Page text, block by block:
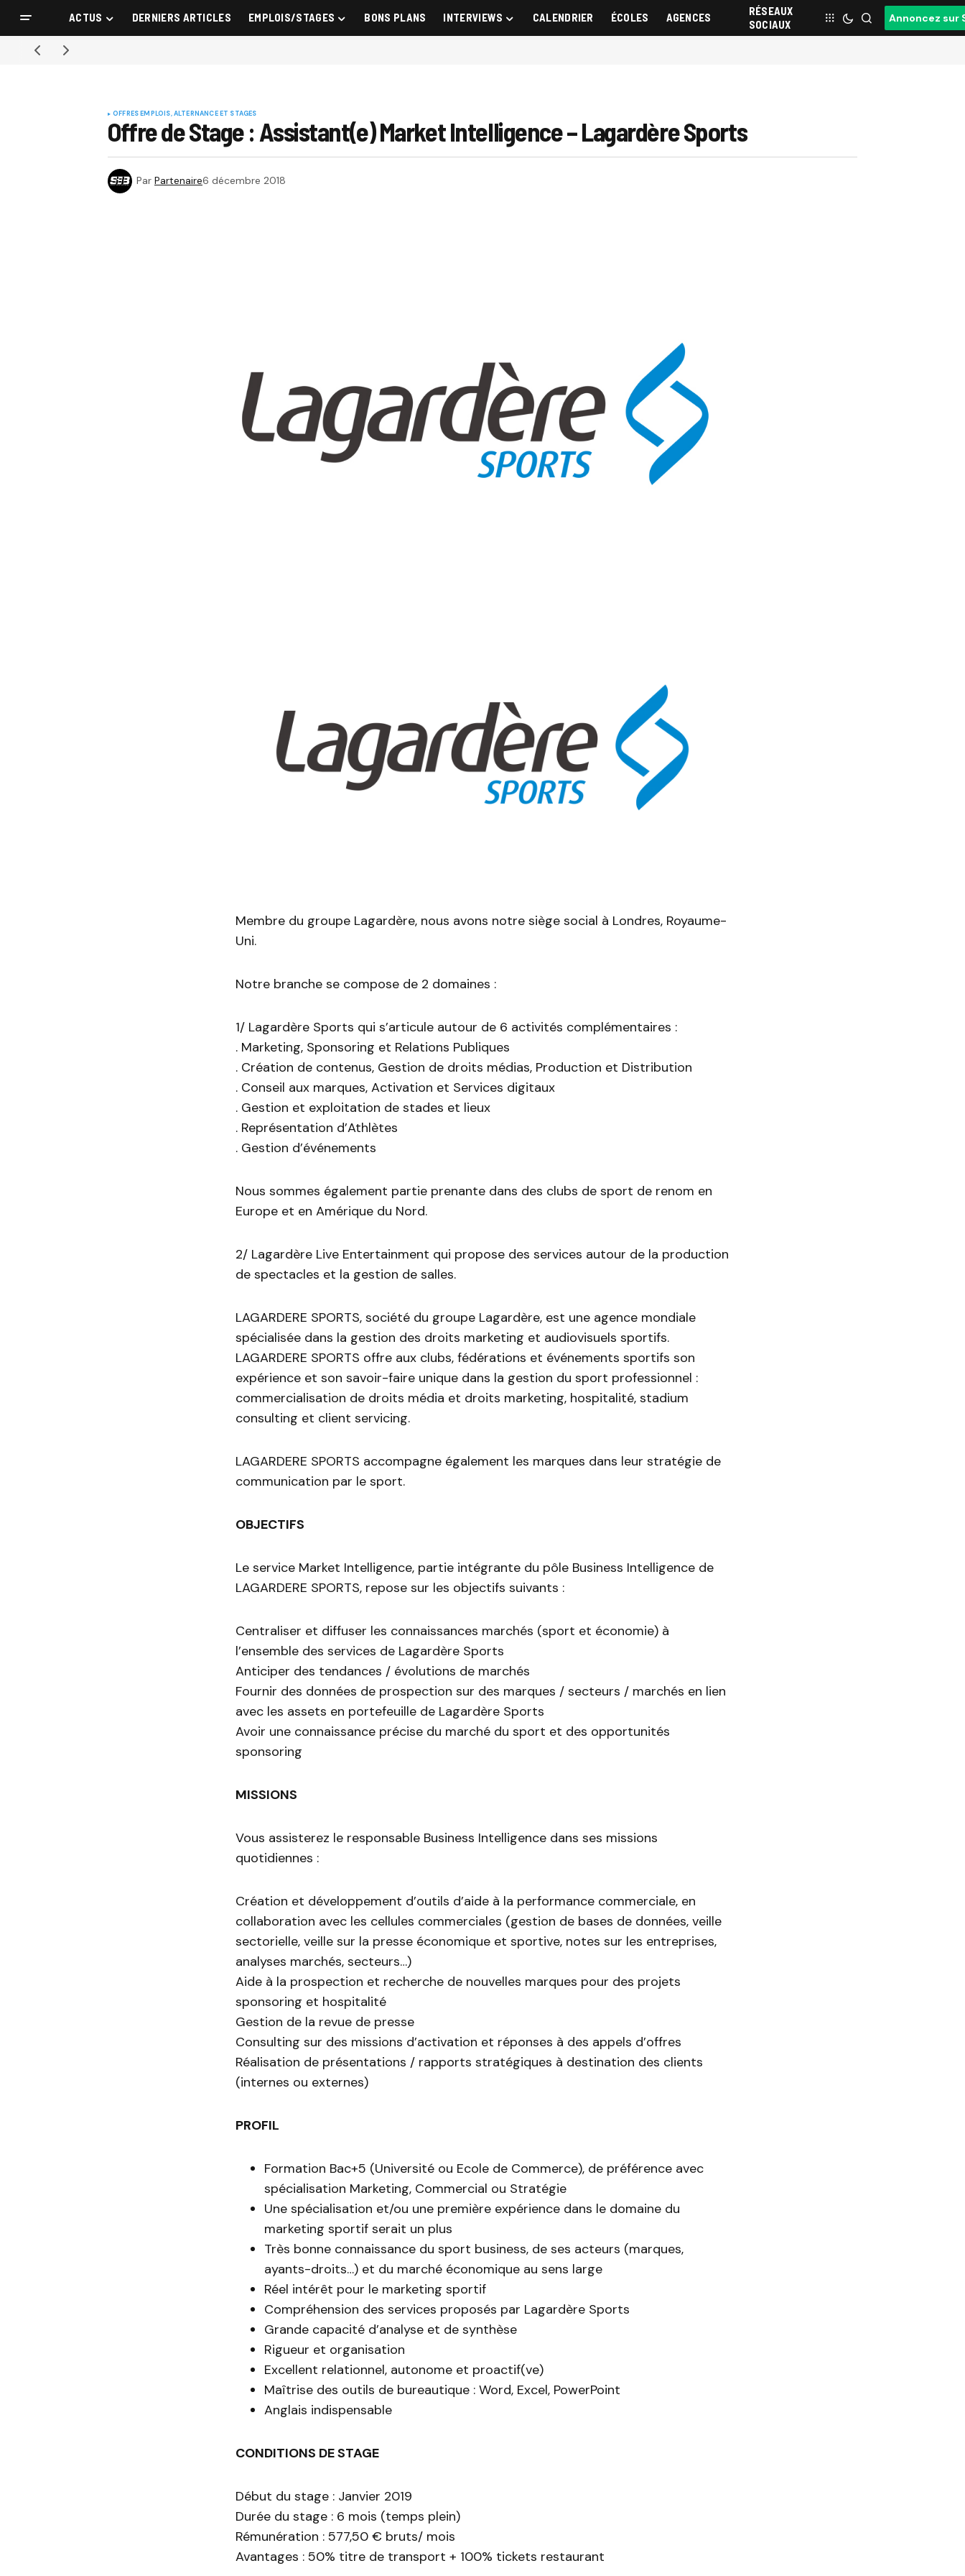
ACTUS DERNIERS ARTICLES EMPLOIS/STAGES BONS PLANS INTERVIEWS CALENDRIER ÉCOLES AGENCES
RÉSEAUX
SOCIAUX
Annoncez sur
OFFRES EMPLOIS, ALTERNANCE ET STAGES
Offre de Stage : Assistant(e) Market Intelligence – Lagardère Sports
Par Partenaire6 décembre 2018
Membre du groupe Lagardère, nous avons notre siège social à Londres, Royaume-
Uni.
Notre branche se compose de 2 domaines :
1/ Lagardère Sports qui s’articule autour de 6 activités complémentaires :
. Marketing, Sponsoring et Relations Publiques
. Création de contenus, Gestion de droits médias, Production et Distribution
. Conseil aux marques, Activation et Services digitaux
. Gestion et exploitation de stades et lieux
. Représentation d’Athlètes
. Gestion d’événements
Nous sommes également partie prenante dans des clubs de sport de renom en
Europe et en Amérique du Nord.
2/ Lagardère Live Entertainment qui propose des services autour de la production
de spectacles et la gestion de salles.
LAGARDERE SPORTS, société du groupe Lagardère, est une agence mondiale
spécialisée dans la gestion des droits marketing et audiovisuels sportifs.
LAGARDERE SPORTS offre aux clubs, fédérations et événements sportifs son
expérience et son savoir-faire unique dans la gestion du sport professionnel :
commercialisation de droits média et droits marketing, hospitalité, stadium
consulting et client servicing.
LAGARDERE SPORTS accompagne également les marques dans leur stratégie de
communication par le sport.
OBJECTIFS
Le service Market Intelligence, partie intégrante du pôle Business Intelligence de
LAGARDERE SPORTS, repose sur les objectifs suivants :
Centraliser et diffuser les connaissances marchés (sport et économie) à
l’ensemble des services de Lagardère Sports
Anticiper des tendances / évolutions de marchés
Fournir des données de prospection sur des marques / secteurs / marchés en lien
avec les assets en portefeuille de Lagardère Sports
Avoir une connaissance précise du marché du sport et des opportunités
sponsoring
MISSIONS
Vous assisterez le responsable Business Intelligence dans ses missions
quotidiennes :
Création et développement d’outils d’aide à la performance commerciale, en
collaboration avec les cellules commerciales (gestion de bases de données, veille
sectorielle, veille sur la presse économique et sportive, notes sur les entreprises,
analyses marchés, secteurs…)
Aide à la prospection et recherche de nouvelles marques pour des projets
sponsoring et hospitalité
Gestion de la revue de presse
Consulting sur des missions d’activation et réponses à des appels d’offres
Réalisation de présentations / rapports stratégiques à destination des clients
(internes ou externes)
PROFIL
Formation Bac+5 (Université ou Ecole de Commerce), de préférence avec
spécialisation Marketing, Commercial ou Stratégie
Une spécialisation et/ou une première expérience dans le domaine du
marketing sportif serait un plus
Très bonne connaissance du sport business, de ses acteurs (marques,
ayants-droits…) et du marché économique au sens large
Réel intérêt pour le marketing sportif
Compréhension des services proposés par Lagardère Sports
Grande capacité d’analyse et de synthèse
Rigueur et organisation
Excellent relationnel, autonome et proactif(ve)
Maîtrise des outils de bureautique : Word, Excel, PowerPoint
Anglais indispensable
CONDITIONS DE STAGE
Début du stage : Janvier 2019
Durée du stage : 6 mois (temps plein)
Rémunération : 577,50 € bruts/ mois
Avantages : 50% titre de transport + 100% tickets restaurant